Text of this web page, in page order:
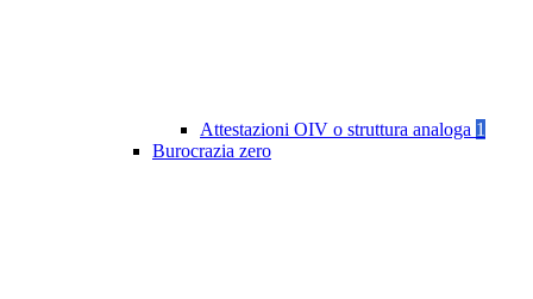
Attestazioni OIV o struttura analoga 1
Burocrazia zero